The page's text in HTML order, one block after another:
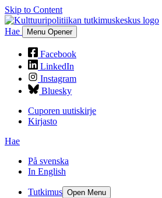
Skip to Content
Hae Menu Opener
Facebook
LinkedIn
Instagram
Bluesky
Cuporen uutiskirje
Kirjasto
Hae
På svenska
In English
Tutkimus Open Menu